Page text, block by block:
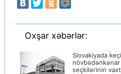
Oxşar xəbərlər:
Slovakiyada
seçkilərinin